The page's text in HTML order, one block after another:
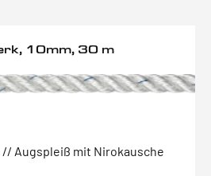
10mm, 30 m
Augspleiß mit Nirokausche